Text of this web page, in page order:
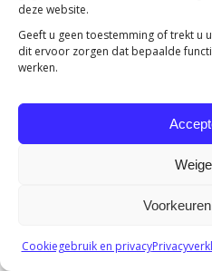
deze website.
Geeft u geen toestemming of trekt u
dit ervoor zorgen dat bepaalde
werken.
Cookiegebruik en privacy